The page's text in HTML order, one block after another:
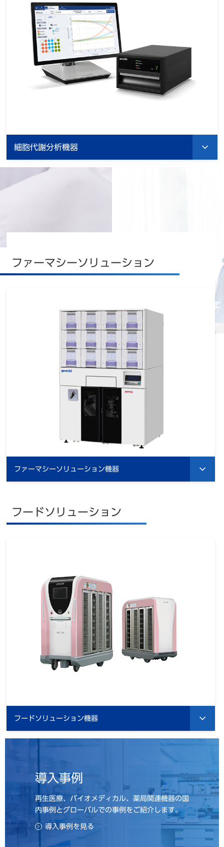
細胞代謝分析機器
ファーマシーソリューション
ファーマシーソリューション機器
フードソリューション
フードソリューション機器
導入事例
再生医療、バイオメディカル、薬局関連機器の国
内事例とグローバルでの事例をご紹介します。
導入事例を見る